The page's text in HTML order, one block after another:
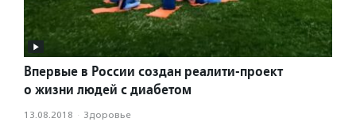
Впервые в России создан реалити-проект
о жизни людей с диабетом
13.08.2018 · Здоровье